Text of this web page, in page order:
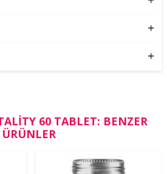
60 TABLET: BENZER
ÜRÜNLER